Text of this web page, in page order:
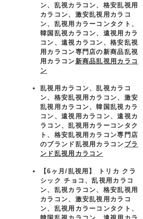
ン、乱視カラコン、格安乱視用
カラコン、激安乱視用カラコ
ン、乱視用カラーコンタクト、
韓国乱視カラコン、遠視用カラ
コン、遠視カラコン、格安乱視
用カラコン専門店の新商品乱視
用カラコン新商品乱視用カラコ
ン
乱視用カラコン、乱視カラコ
ン、格安乱視用カラコン、激安
乱視用カラコン、韓国乱視カラ
コン、遠視用カラコン、遠視カ
ラコン、乱視用カラーコンタク
ト、格安乱視用カラコン専門店
のブランド乱視用カラコン ブラ
ンド乱視用カラコン
【6ヶ月/乱視用】 トリカ クラ
シック チョコ、乱視用カラコ
ン、乱視カラコン、格安乱視用
カラコン、激安乱視用カラコ
ン、乱視用カラーコンタクト、